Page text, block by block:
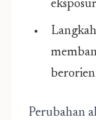
Perubahan